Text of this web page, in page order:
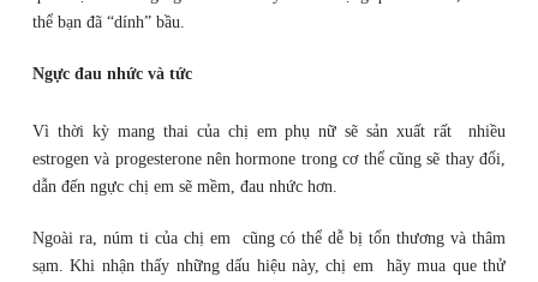
thể bạn đã “dính” bầu.
Ngực đau nhức và tức
Vì thời kỳ mang thai của chị em phụ nữ sẽ sản xuất rất nhiều
estrogen và progesterone nên hormone trong cơ thể cũng sẽ thay đổi,
dẫn đến ngực chị em sẽ mềm, đau nhức hơn.
Ngoài ra, núm ti của chị em cũng có thể dễ bị tổn thương và thâm
sạm. Khi nhận thấy những dấu hiệu này, chị em hãy mua que thử